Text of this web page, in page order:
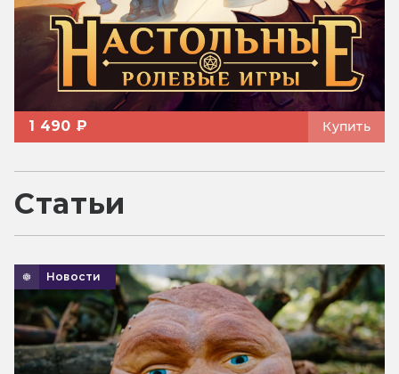
1 490 ₽ Купить
Статьи
Новости